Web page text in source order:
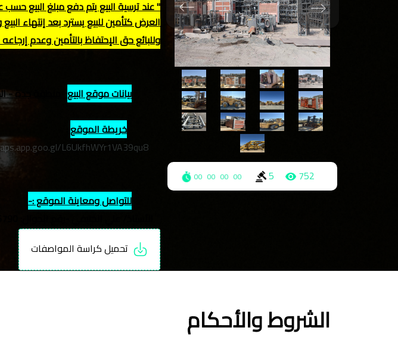
752
5
00
00
00
00
العرض كتأمين للبيع يسترد بعد إنتهاء
وللبائع حق الإحتفاظ بالتأمين وعدم
بيانات موقع البيع
منطقة جدة -
خريطة الموقع
L6UkfhWYr1VA39qu8
للتواصل ومعاينة الموقع :-
تحميل كراسة المواصفات
الشروط والأحكام